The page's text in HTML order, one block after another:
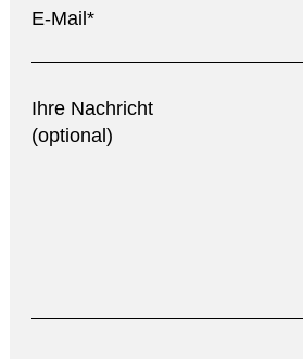
E-Mail*
Ihre Nachricht
(optional)